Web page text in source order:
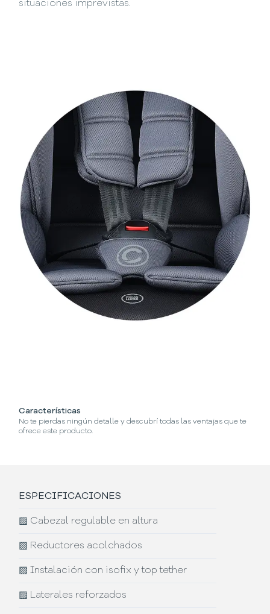
situaciones imprevistas.
Características
No te pierdas ningún detalle y descubrí todas las ventajas que te
ofrece este producto.
ESPECIFICACIONES
▨ Cabezal regulable en altura
▨ Reductores acolchados
▨Instalación con isofix y top tether
▨ Laterales reforzados